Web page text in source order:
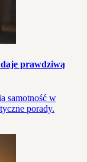
prawdziwą
samotność w
porady.